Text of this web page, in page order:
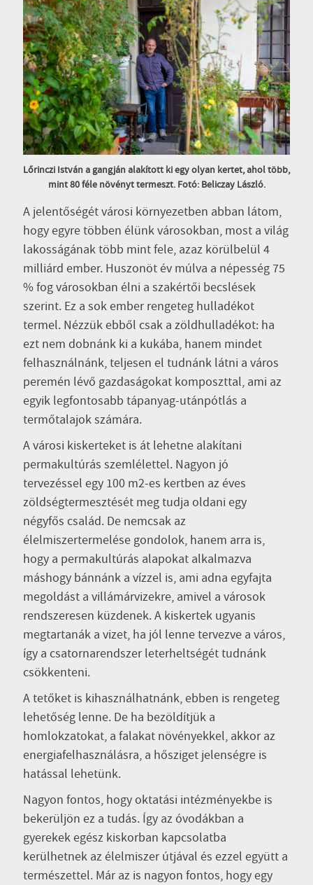
Lőrinczi István a gangján alakított ki egy olyan kertet, ahol több,
mint 80 féle növényt termeszt. Fotó: Beliczay László.
A jelentőségét városi környezetben abban látom,
hogy egyre többen élünk városokban, most a világ
lakosságának több mint fele, azaz körülbelül 4
milliárd ember. Huszonöt év múlva a népesség 75
% fog városokban élni a szakértői becslések
szerint. Ez a sok ember rengeteg hulladékot
termel. Nézzük ebből csak a zöldhulladékot: ha
ezt nem dobnánk ki a kukába, hanem mindet
felhasználnánk, teljesen el tudnánk látni a város
peremén lévő gazdaságokat komposzttal, ami az
egyik legfontosabb tápanyag-utánpótlás a
termőtalajok számára.
A városi kiskerteket is át lehetne alakítani
permakultúrás szemlélettel. Nagyon jó
tervezéssel egy 100 m2-es kertben az éves
zöldségtermesztését meg tudja oldani egy
négyfős család. De nemcsak az
élelmiszertermelése gondolok, hanem arra is,
hogy a permakultúrás alapokat alkalmazva
máshogy bánnánk a vízzel is, ami adna egyfajta
megoldást a villámárvizekre, amivel a városok
rendszeresen küzdenek. A kiskertek ugyanis
megtartanák a vizet, ha jól lenne tervezve a város,
így a csatornarendszer leterheltségét tudnánk
csökkenteni.
A tetőket is kihasználhatnánk, ebben is rengeteg
lehetőség lenne. De ha bezöldítjük a
homlokzatokat, a falakat növényekkel, akkor az
energiafelhasználásra, a hősziget jelenségre is
hatással lehetünk.
Nagyon fontos, hogy oktatási intézményekbe is
bekerüljön ez a tudás. Így az óvodákban a
gyerekek egész kiskorban kapcsolatba
kerülhetnek az élelmiszer útjával és ezzel együtt a
természettel. Már az is nagyon fontos, hogy egy